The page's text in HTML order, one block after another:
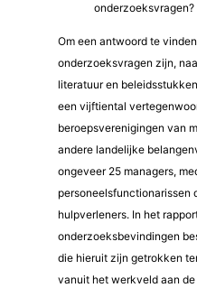
onderzoeksvragen?
Om een antwoord te
onderzoeksvragen zijn,
literatuur en
een vijftiental
beroepsverenigingen van
andere landelijke
ongeveer 25 managers,
personeelsfunctionarissen
hulpverleners. In het
onderzoeksbevindingen
die hieruit zijn getrokken
vanuit het werkveld aan